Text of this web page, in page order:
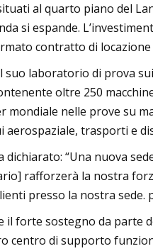
al quarto piano del
si espande.
contratto di
suo laboratorio di prova
oltre 250
mondiale nelle prove su
trasporti e
dichiarato: “Una nuova
rafforzerà la nostra
presso la nostra sede.
il forte sostegno da parte
centro di supporto